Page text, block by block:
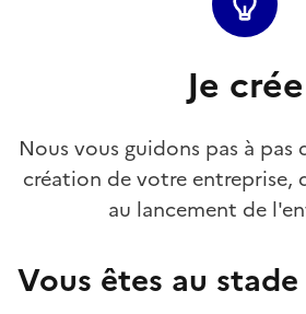
Je crée
Nous vous guidons pas à pas
création de votre entreprise,
au lancement de
Vous êtes au